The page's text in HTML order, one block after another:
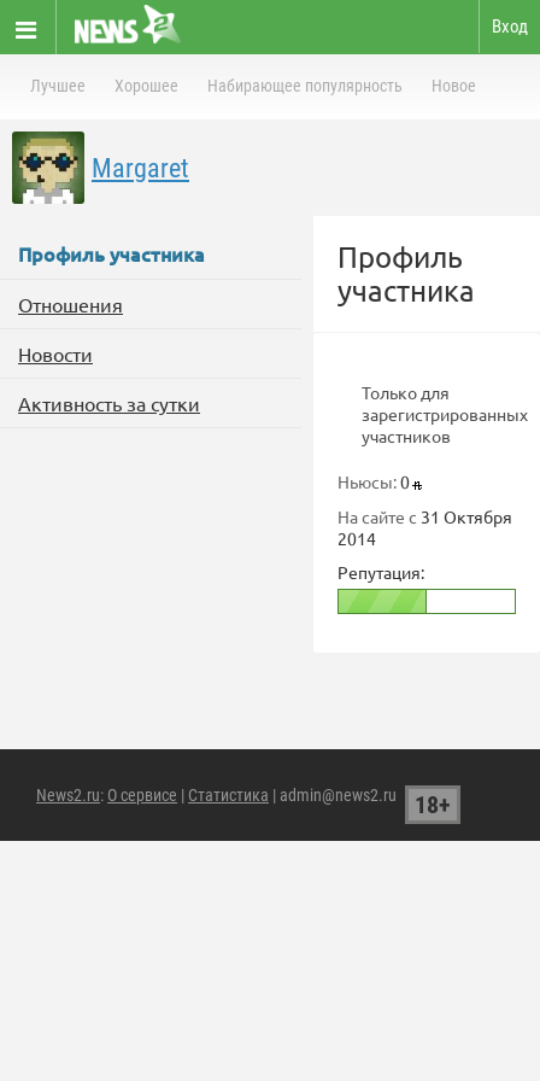
Вход
Лучшее Хорошее Набирающее популярность Новое
Margaret
Профиль участника
Отношения
Новости
Активность за сутки
Профиль
участника
Только для
зарегистрированных
участников
Ньюсы:0
На сайте с 31 Октября
2014
Репутация:
News2.ru: О сервисе | Статистика | admin@news2.ru 18+